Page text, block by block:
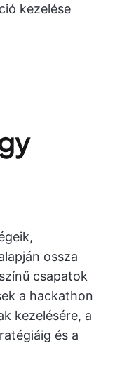
kezelése
ossza
csapatok
a hackathon
kezelésére, a
és a